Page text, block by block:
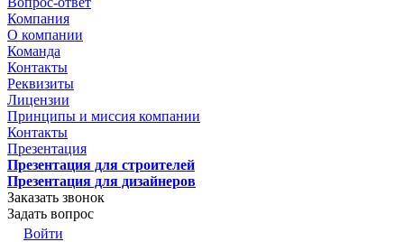
Компания
О компании
Команда
Контакты
Реквизиты
Лицензии
Принципы и миссия компании
Контакты
Презентация
Презентация для строителей
Презентация для дизайнеров
Заказать звонок
Задать вопрос
Войти